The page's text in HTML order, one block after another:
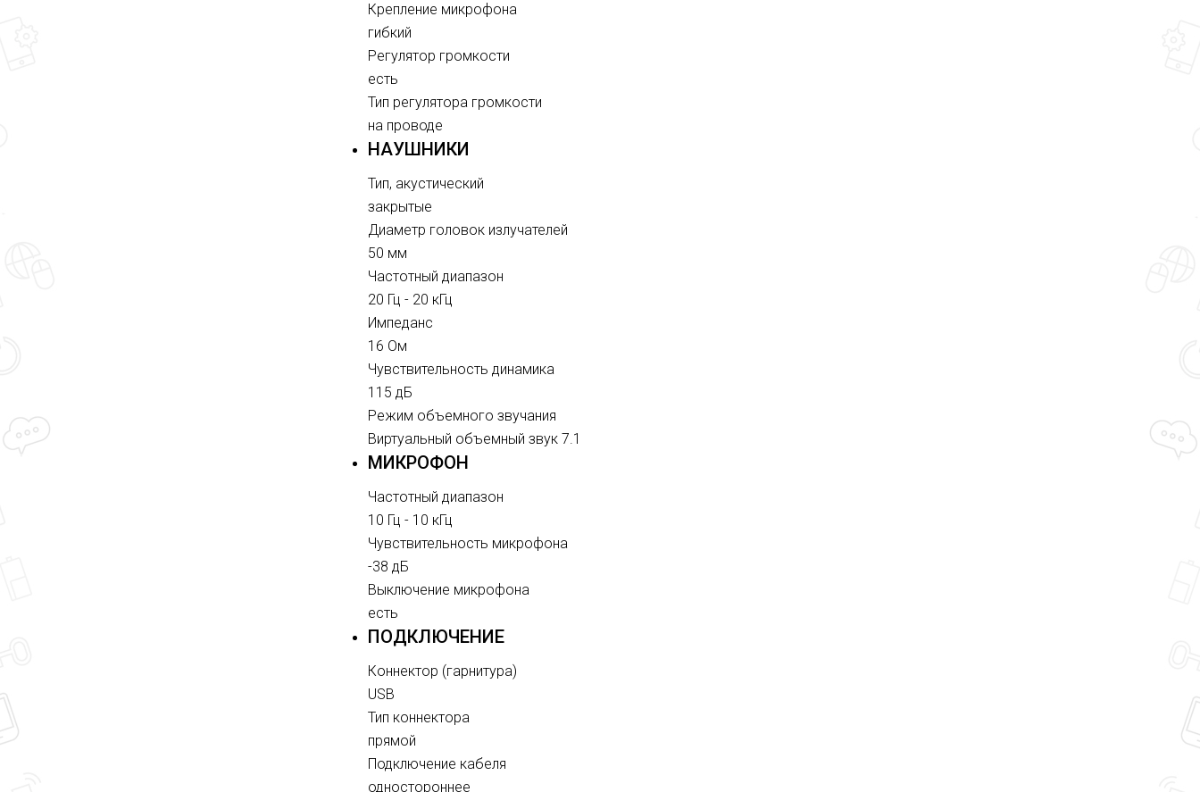
Крепление микрофона
гибкий
Регулятор громкости
есть
Тип регулятора громкости
на проводе
НАУШНИКИ
Тип, акустический
закрытые
Диаметр головок излучателей
50 мм
Частотный диапазон
20 Гц - 20 кГц
Импеданс
16 Ом
Чувствительность динамика
115 дБ
Режим объемного звучания
Виртуальный объемный звук 7.1
МИКРОФОН
Частотный диапазон
10 Гц - 10 кГц
Чувствительность микрофона
-38 дБ
Выключение микрофона
есть
ПОДКЛЮЧЕНИЕ
Коннектор (гарнитура)
USB
Тип коннектора
прямой
Подключение кабеля
одностороннее